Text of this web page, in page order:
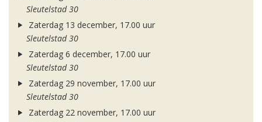
Sleutelstad 30
Zaterdag 13 december, 17.00 uur
Sleutelstad 30
Zaterdag 6 december, 17.00 uur
Sleutelstad 30
Zaterdag 29 november, 17.00 uur
Sleutelstad 30
Zaterdag 22 november, 17.00 uur